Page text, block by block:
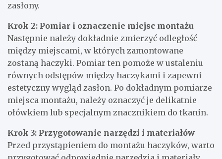
zasłony.
Krok 2: Pomiar i oznaczenie miejsc montażu
Następnie należy dokładnie zmierzyć odległość
między miejscami, w których zamontowane
zostaną haczyki. Pomiar ten pomoże w ustaleniu
równych odstępów między haczykami i zapewni
estetyczny wygląd zasłon. Po dokładnym pomiarze
miejsca montażu, należy oznaczyć je delikatnie
ołówkiem lub specjalnym znacznikiem do tkanin.
Krok 3: Przygotowanie narzędzi i materiałów
Przed przystąpieniem do montażu haczyków, warto